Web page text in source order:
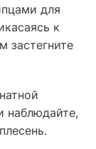
для
к
застегните
наблюдайте,